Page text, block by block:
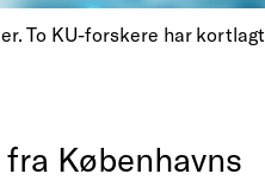
To KU-forskere har kortlagt
Københavns